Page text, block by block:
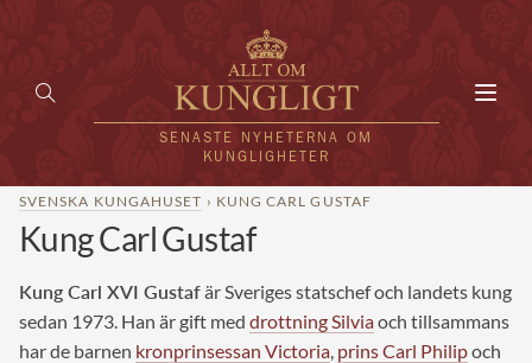
SENASTE NYHETERNA OM
KUNGLIGHETER
HEM
KUNGAFAMILJEN
UTLÄNDSKT
SVENSKA KUNGAHUSET › KUNG CARL GUSTAF
Kung Carl Gustaf
Kung Carl XVI Gustafär Sveriges statschef och landets kung
sedan 1973. Han är gift med drottning Silviaoch tillsammans
har de barnen kronprinsessan Victoria prins Carl Philipoch